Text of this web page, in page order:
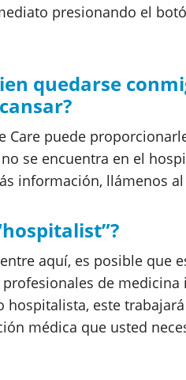
presionando el
quedarse
Care puede
se encuentra en el
información, llámenos al
aquí, es posible que
de
hospitalista, este
médica que usted